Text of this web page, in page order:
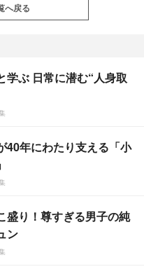
へ戻る
学ぶ 日常に潜む“人身取
40年にわたり支える「小
盛り！尊すぎる男子の純
ン